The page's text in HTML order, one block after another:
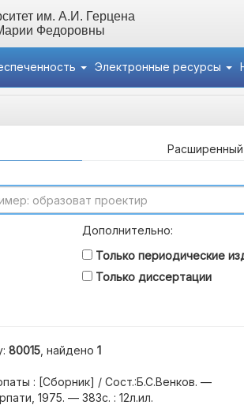
им. А.И. Герцена
Федоровны
Электронные ресурсы
Расширенный
Дополнительно:
Только периодические
Только диссертации
80015 , найдено 1
: [Сборник] / Сост.:Б.С.Венков. —
1975. — 383с. : 12л.ил.